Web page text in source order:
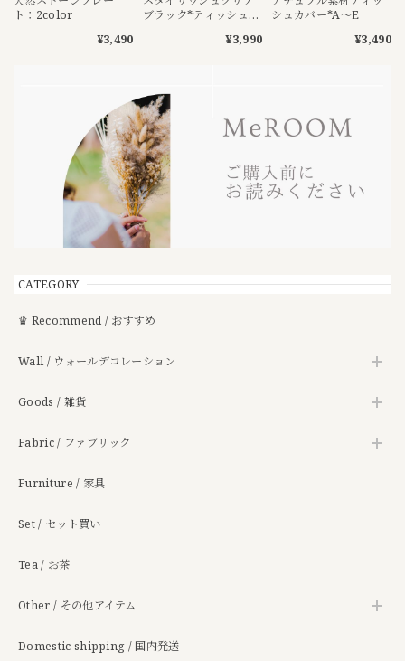
CATEGORY
♛ Recommend / おすすめ
Wall / ウォールデコレーション
Goods / 雑貨
Fabric / ファブリック
Furniture / 家具
Set / セット買い
Tea / お茶
Other / その他アイテム
Domestic shipping / 国内発送
ト：2color
¥3,490
ブラック*ティッシュケ
¥3,990
シュカバー*A〜E
¥3,490